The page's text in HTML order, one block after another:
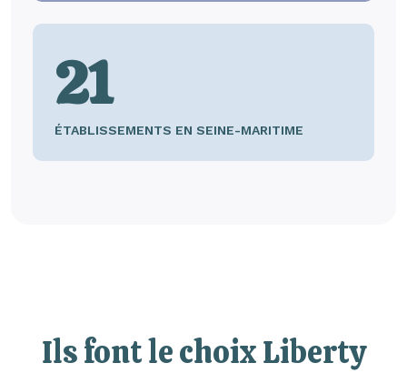
21
ÉTABLISSEMENTS EN SEINE-MARITIME
Ils font le choix Liberty